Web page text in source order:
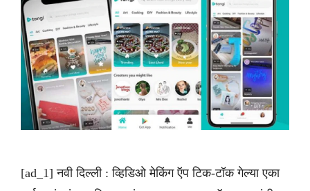
[ad_1] नवी दिल्ली : व्हिडिओ मेकिंग ऍप टिक-टॉक गेल्या एका